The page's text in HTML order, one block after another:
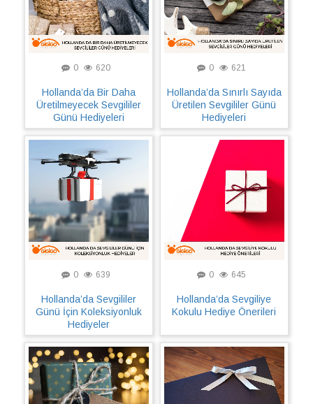
0 620
Hollanda’da Bir Daha
Üretilmeyecek Sevgililer
Günü Hediyeleri
0 621
Hollanda’da Sınırlı Sayıda
Üretilen Sevgililer Günü
Hediyeleri
0 639
Hollanda’da Sevgililer
Günü İçin Koleksiyonluk
Hediyeler
0 645
Hollanda’da Sevgiliye
Kokulu Hediye Önerileri